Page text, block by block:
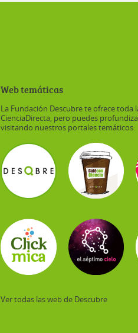
Web temáticas
La Fundación Descubre te ofrece
CienciaDirecta, pero puedes
visitando nuestros portales temáticos:
Ver todas las web de Descubre